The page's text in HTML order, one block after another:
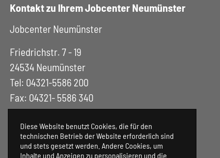
Kontakt zu Ihrem Jobcenter Neumünster
Jobcenter Neumünster
Friedrichstr. 7 - 19
24534 Neumünster
Tel: 04321-5586 200
Fax: 04321- 5586 340
Diese Website benutzt Cookies, die für den
technischen Betrieb der Website erforderlich sind
und stets gesetzt werden. Andere Cookies, um
Inhalte und Anzeigen zu personalisieren und die